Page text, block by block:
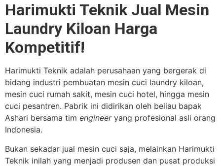
Harimukti Teknik Jual Mesin
Laundry Kiloan Harga
Kompetitif!
Harimukti Teknik adalah perusahaan yang bergerak di
bidang industri pembuatan mesin cuci laundry kiloan,
mesin cuci rumah sakit, mesin cuci hotel, hingga mesin
cuci pesantren. Pabrik ini didirikan oleh beliau bapak
Ashari bersama tim engineer yang profesional asli orang
Indonesia.
Bukan sekadar jual mesin cuci saja, melainkan Harimukti
Teknik inilah yang menjadi produsen dan pusat produksi